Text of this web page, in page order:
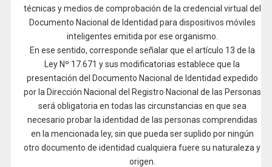
técnicas y medios de comprobación de la credencial virtual del
Documento Nacional de Identidad para dispositivos móviles
inteligentes emitida por ese organismo.
En ese sentido, corresponde señalar que el artículo 13 de la
Ley Nº 17.671 y sus modificatorias establece que la
presentación del Documento Nacional de Identidad expedido
por la Dirección Nacional del Registro Nacional de las Personas
será obligatoria en todas las circunstancias en que sea
necesario probar la identidad de las personas comprendidas
en la mencionada ley, sin que pueda ser suplido por ningún
otro documento de identidad cualquiera fuere su naturaleza y
origen.